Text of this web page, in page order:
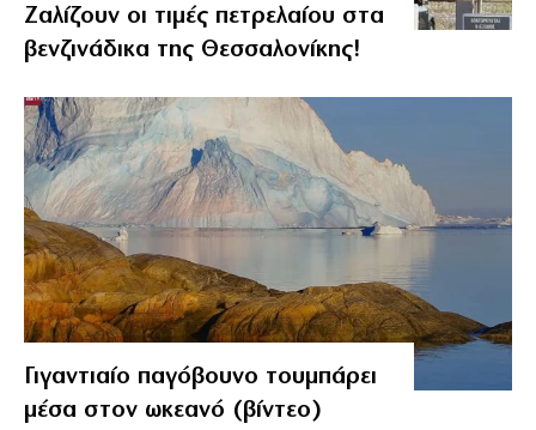
Ζαλίζουν οι τιμές πετρελαίου στα
βενζινάδικα της Θεσσαλονίκης!
Γιγαντιαίο παγόβουνο τουμπάρει
μέσα στον ωκεανό (βίντεο)